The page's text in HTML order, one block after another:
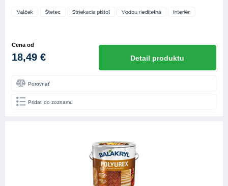
Cena od
18,49 € Detail produktu
Porovnať
Pridať do zoznamu